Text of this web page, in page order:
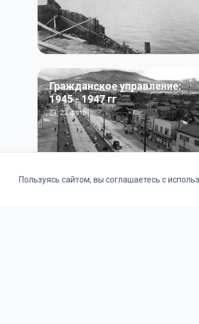
Гражданское управление:
1945 - 1947 гг
22фото
Пользуясь сайтом, вы соглашаетесь с